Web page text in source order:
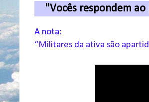
"Vocês respondem
A nota:
“Militares da ativa são